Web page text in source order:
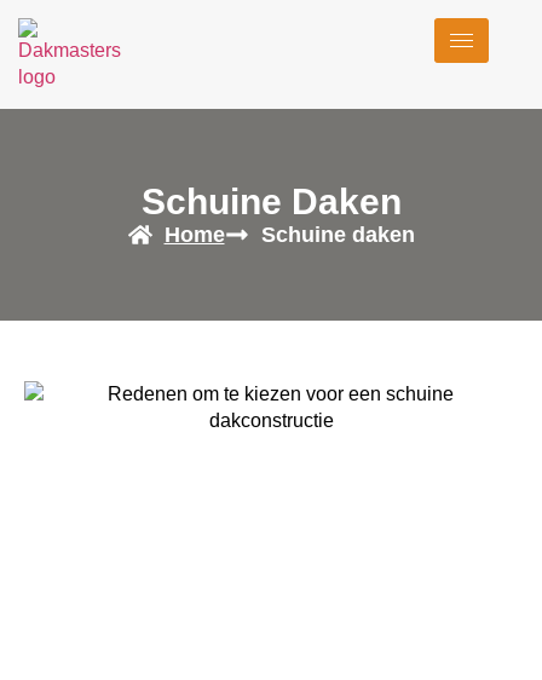
Schuine Daken
Home Schuine daken